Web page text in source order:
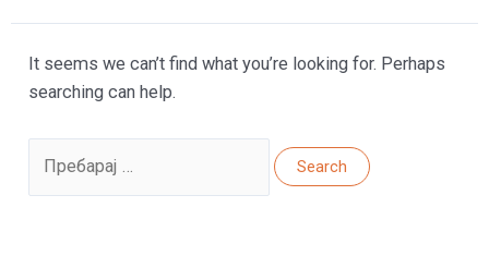
It seems we can’t find what you’re looking for. Perhaps
searching can help.